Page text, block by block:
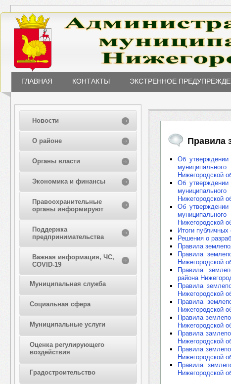
ГЛАВНАЯ КОНТАКТЫ ЭКСТРЕННОЕ
Новости
О районе
Органы власти
Экономика и финансы
Правоохранительные
органы информируют
Поддержка
предпринимательства
Важная информация, ЧС,
COVID-19
Муниципальная служба
Социальная сфера
Муниципальные услуги
Оценка регулирующего
воздействия
Градостроительство
Правила
Об утверждении
Нижегородской
Об утверждении
Нижегородской
Об утверждении
Нижегородской
Итоги
Решения о
Правила
Правила
Нижегородской
Правила
района
Правила
Нижегородской
Правила
Нижегородской
Правила
Нижегородской
Правила
Нижегородской
Правила
Нижегородской
Правила
Нижегородской